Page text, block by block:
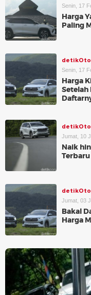
Senin, 17
Harga
Paling
detikOto
Senin, 17
Harga
Setelah
detikOto
Jumat, 10
Naik
detikOto
Jumat, 03
Bakal
Harga